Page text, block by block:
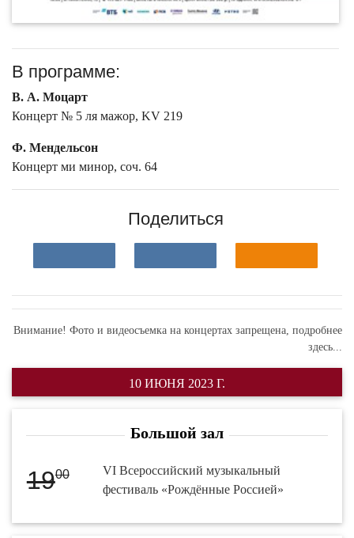
В программе:
В. А. Моцарт
Концерт № 5 ля мажор, KV 219
Ф. Мендельсон
Концерт ми минор, соч. 64
Поделиться
Внимание! Фото и видеосъемка на концертах запрещена, подробнее
здесь...
10 ИЮНЯ 2023 Г.
Большой зал
1900
VI Всероссийский музыкальный
фестиваль «Рождённые Россией»